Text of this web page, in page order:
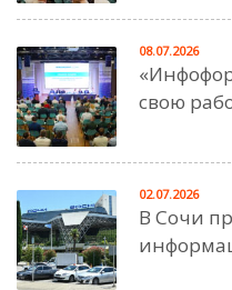
свою
08.07.2026
В Сочи
02.07.2026